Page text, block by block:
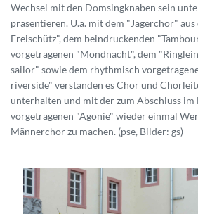
Wechsel mit den Domsingknaben sein
präsentieren. U.a. mit dem "Jägerchor"
Freischütz", dem beindruckenden
vorgetragenen "Mondnacht", dem
sailor" sowie dem rhythmisch
riverside" verstanden es Chor und
unterhalten und mit der zum Abschluss
vorgetragenen "Agonie" wieder einmal
Männerchor zu machen. (pse, Bilder: gs)